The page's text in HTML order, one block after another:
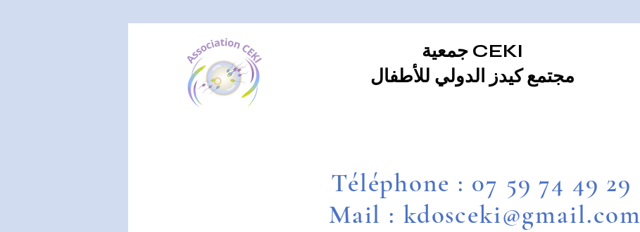
جمعية CEKI
مجتمع كيدز الدولي للأطفال
Téléphone : 07 59 74 49 29
Mail : kdosceki@gmail.com